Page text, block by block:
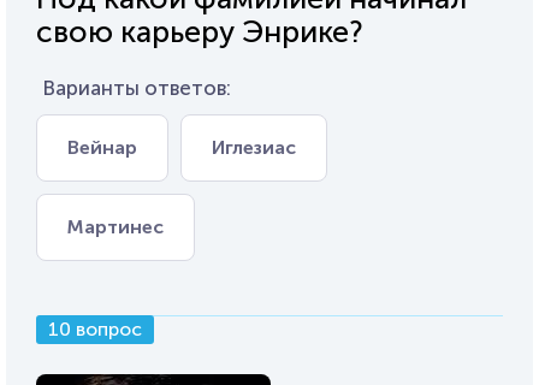
свою карьеру Энрике?
Варианты ответов:
Вейнар Иглезиас
Мартинес
10 вопрос